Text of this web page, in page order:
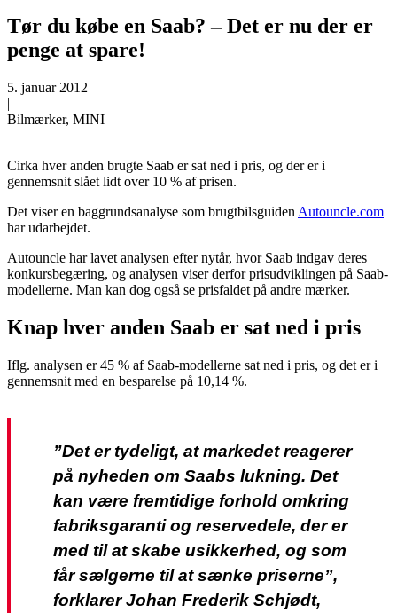
Tør du købe en Saab? – Det er nu der er
penge at spare!
5. januar 2012
|
Bilmærker, MINI
Cirka hver anden brugte Saab er sat ned i pris, og der er i
gennemsnit slået lidt over 10 % af prisen.
Det viser en baggrundsanalyse som brugtbilsguiden Autouncle.com
har udarbejdet.
Autouncle har lavet analysen efter nytår, hvor Saab indgav deres
konkursbegæring, og analysen viser derfor prisudviklingen på Saab-
modellerne. Man kan dog også se prisfaldet på andre mærker.
Knap hver anden Saab er sat ned i pris
Iflg. analysen er 45 % af Saab-modellerne sat ned i pris, og det er i
gennemsnit med en besparelse på 10,14 %.
”Det er tydeligt, at markedet reagerer
på nyheden om Saabs lukning. Det
kan være fremtidige forhold omkring
fabriksgaranti og reservedele, der er
med til at skabe usikkerhed, og som
får sælgerne til at sænke priserne”,
forklarer Johan Frederik Schjødt,